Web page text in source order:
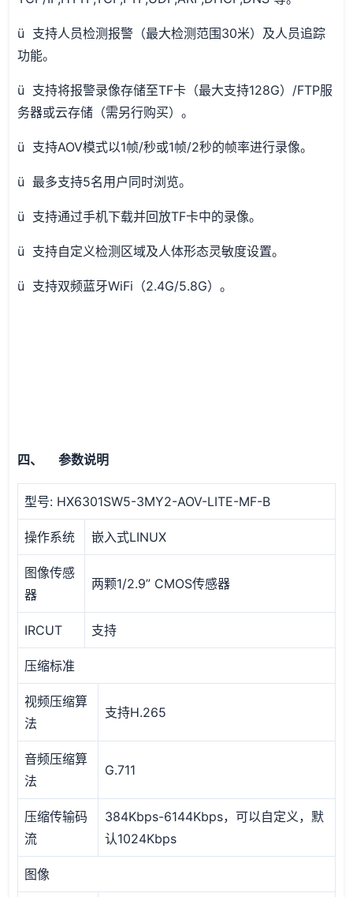
ü 支持人员检测报警（最大检测范围30米）及人员追踪
功能。
ü 支持将报警录像存储至TF卡（最大支持128G）/FTP服
务器或云存储（需另行购买）。
ü 支持AOV模式以1帧/秒或1帧/2秒的帧率进行录像。
ü 最多支持5名用户同时浏览。
ü 支持通过手机下载并回放TF卡中的录像。
ü 支持自定义检测区域及人体形态灵敏度设置。
ü 支持双频蓝牙WiFi（2.4G/5.8G）。
四、 参数说明
型号: HX6301SW5-3MY2-AOV-LITE-MF-B
操作系统 嵌入式LINUX
图像传感
器
两颗1/2.9” CMOS传感器
IRCUT 支持
压缩标准
视频压缩算
法
支持H.265
音频压缩算
法
G.711
压缩传输码
流
384Kbps-6144Kbps，可以自定义，默
认1024Kbps
图像